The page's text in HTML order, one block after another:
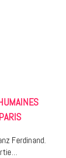
Ferdinand.